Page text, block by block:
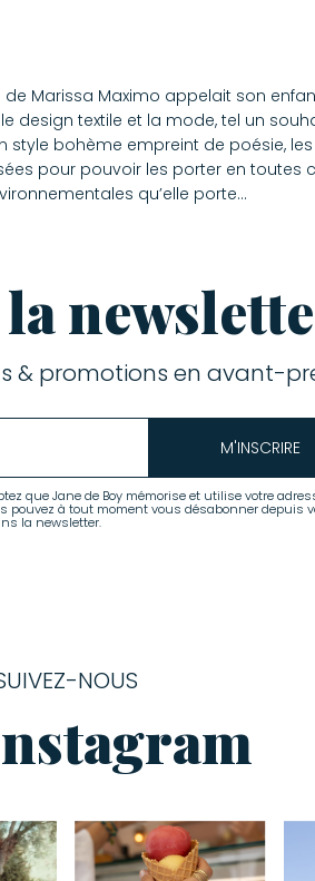
Marissa Maximo appelait son
textile et la mode, tel un
bohème empreint de poésie,
pour pouvoir les porter en
qu’elle porte…
la
& promotions en avant-
M'INSCRIRE
que Jane de Boy mémorise et utilise votre
pouvez à tout moment vous désabonner depuis
la newsletter.
NOUS